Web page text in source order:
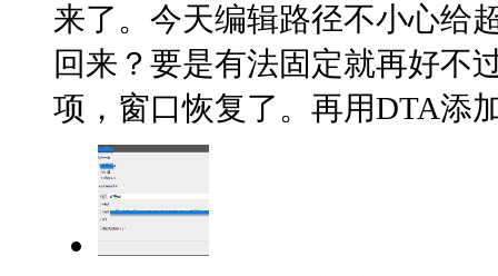
来了。今天编辑路径不小心给
回来？要是有法固定就再好不
项，窗口恢复了。再用DTA添